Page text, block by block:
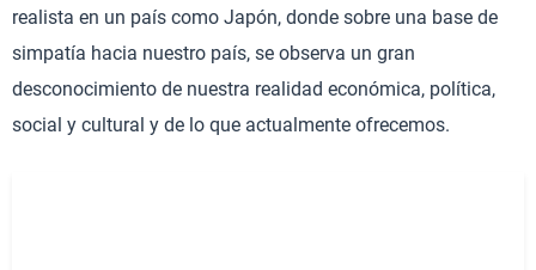
realista en un país como Japón, donde sobre una base de
simpatía hacia nuestro país, se observa un gran
desconocimiento de nuestra realidad económica, política,
social y cultural y de lo que actualmente ofrecemos.